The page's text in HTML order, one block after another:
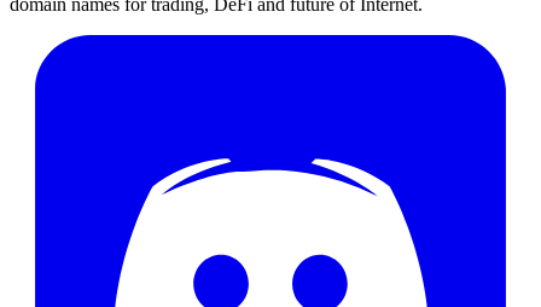
domain names for trading, DeFi and future of Internet.